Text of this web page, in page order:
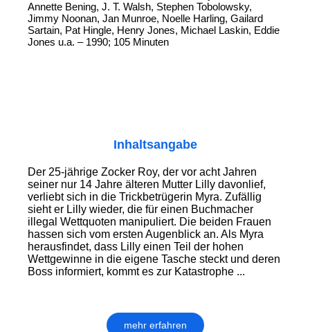
Annette Bening, J. T. Walsh, Stephen Tobolowsky,
Jimmy Noonan, Jan Munroe, Noelle Harling, Gailard
Sartain, Pat Hingle, Henry Jones, Michael Laskin, Eddie
Jones u.a. – 1990; 105 Minuten
Inhaltsangabe
Der 25-jährige Zocker Roy, der vor acht Jahren
seiner nur 14 Jahre älteren Mutter Lilly davonlief,
verliebt sich in die Trickbetrügerin Myra. Zufällig
sieht er Lilly wieder, die für einen Buchmacher
illegal Wettquoten manipuliert. Die beiden Frauen
hassen sich vom ersten Augenblick an. Als Myra
herausfindet, dass Lilly einen Teil der hohen
Wettgewinne in die eigene Tasche steckt und deren
Boss informiert, kommt es zur Katastrophe ...
mehr erfahren